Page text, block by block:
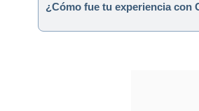
¿Cómo fue tu experiencia con